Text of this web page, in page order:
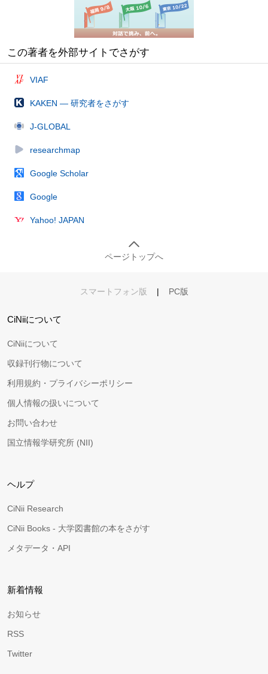
この著者を外部サイトでさがす
VIAF
KAKEN — 研究者をさがす
J-GLOBAL
researchmap
Google Scholar
Google
Yahoo! JAPAN
ページトップへ
スマートフォン版 | PC版
CiNiiについて
CiNiiについて
収録刊行物について
利用規約・プライバシーポリシー
個人情報の扱いについて
お問い合わせ
国立情報学研究所 (NII)
ヘルプ
CiNii Research
CiNii Books - 大学図書館の本をさがす
メタデータ・API
新着情報
お知らせ
RSS
Twitter